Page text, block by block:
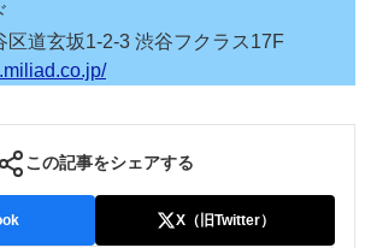
道玄坂1-2-3 渋谷フクラス17F
この記事をシェアする
X（旧Twitter）